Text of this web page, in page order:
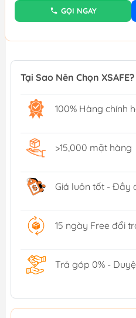
GỌI NGAY
Tại Sao Nên Chọn XSAFE?
100% Hàng chính
>15,000 mặt hàng
Giá luôn tốt - Đầy
15 ngày Free đổi
Trả góp 0% -